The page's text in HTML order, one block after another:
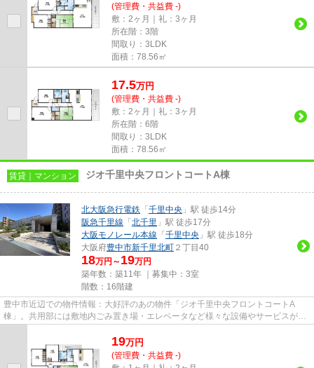
(管理費・共益費 -)
敷：2ヶ月｜礼：3ヶ月
所在階：3階
間取り：3LDK
面積：78.56㎡
17.5万円
(管理費・共益費 -)
敷：2ヶ月｜礼：3ヶ月
所在階：6階
間取り：3LDK
面積：78.56㎡
賃貸｜マンション ジオ千里中央フロントコートA棟
北大阪急行電鉄 「 千里中央 」駅 徒歩14分
阪急千里線 「 北千里 」駅 徒歩17分
大阪モノレール本線 「 千里中央 」駅 徒歩18分
大阪府豊中市新千里北町 ２丁目40
18万円～ 19万円
築年数：築11年 ｜募集中： 3室
階数：16階建
豊中市近辺での物件情報：大好評のあの物件「ジオ千里中央フロントコートA
棟」。共用部には敷地内ごみ置き場・エレベータなど様々な設備やサービスが揃
19万円
(管理費・共益費 -)